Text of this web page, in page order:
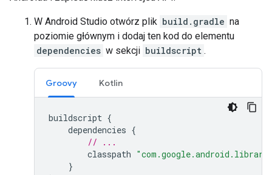
W Android Studio otwórz plik build.gradle na
poziomie głównym i dodaj ten kod do elementu
dependencies w sekcji buildscript .
Groovy Kotlin
buildscript {
dependencies {
// ...
classpath
}